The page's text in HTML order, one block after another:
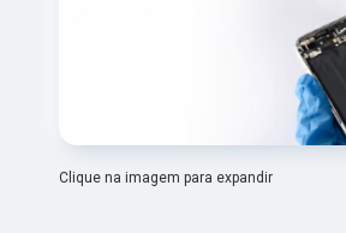
Clique na imagem para expandir